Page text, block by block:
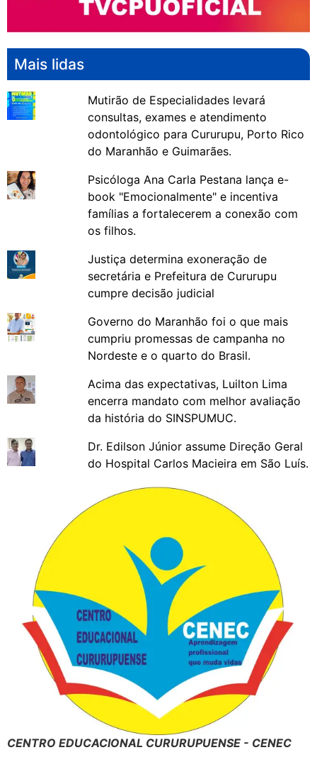
Mais lidas
Mutirão de Especialidades levará
consultas, exames e atendimento
odontológico para Cururupu, Porto Rico
do Maranhão e Guimarães.
Psicóloga Ana Carla Pestana lança e-
book "Emocionalmente" e incentiva
famílias a fortalecerem a conexão com
os filhos.
Justiça determina exoneração de
secretária e Prefeitura de Cururupu
cumpre decisão judicial
Governo do Maranhão foi o que mais
cumpriu promessas de campanha no
Nordeste e o quarto do Brasil.
Acima das expectativas, Luilton Lima
encerra mandato com melhor avaliação
da história do SINSPUMUC.
Dr. Edilson Júnior assume Direção Geral
do Hospital Carlos Macieira em São Luís.
CENTRO EDUCACIONAL CURURUPUENSE - CENEC